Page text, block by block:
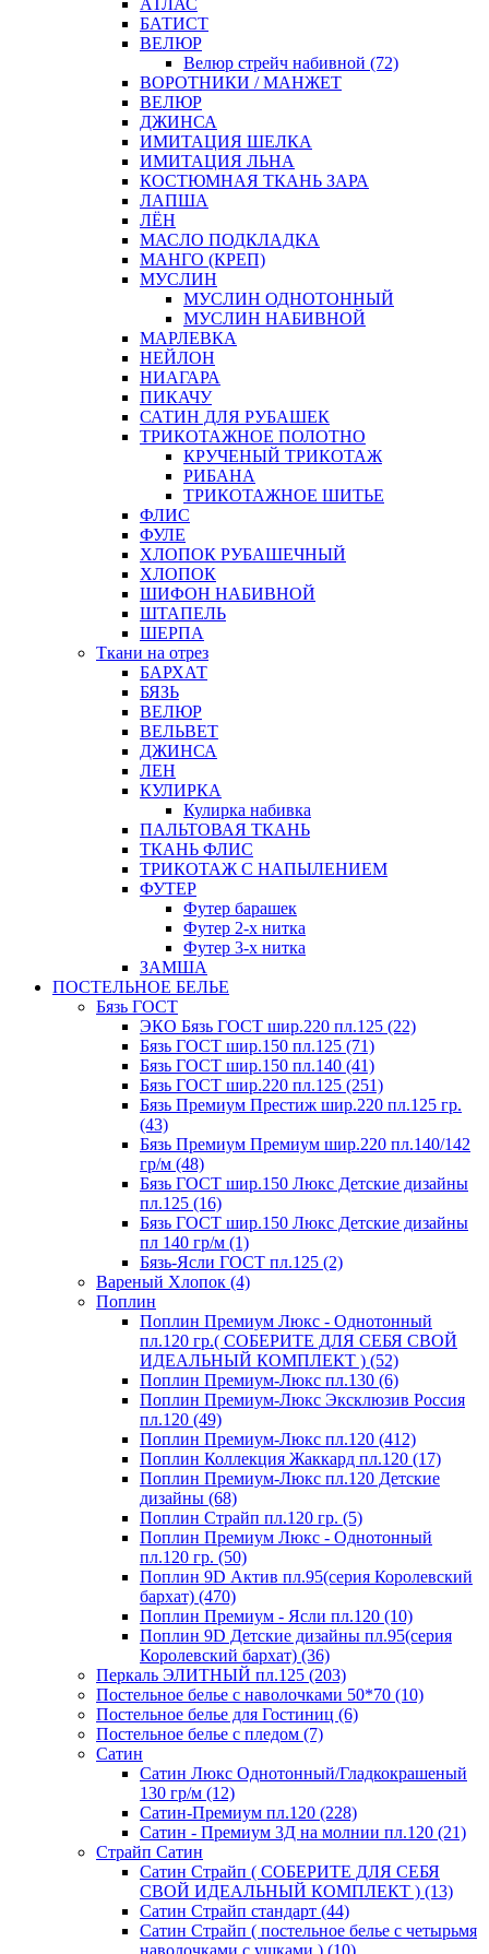
АТЛАС
БАТИСТ
ВЕЛЮР
Велюр стрейч набивной (72)
ВОРОТНИКИ / МАНЖЕТ
ВЕЛЮР
ДЖИНСА
ИМИТАЦИЯ ШЕЛКА
ИМИТАЦИЯ ЛЬНА
КОСТЮМНАЯ ТКАНЬ ЗАРА
ЛАПША
ЛЁН
МАСЛО ПОДКЛАДКА
МАНГО (КРЕП)
МУСЛИН
МУСЛИН ОДНОТОННЫЙ
МУСЛИН НАБИВНОЙ
МАРЛЕВКА
НЕЙЛОН
НИАГАРА
ПИКАЧУ
САТИН ДЛЯ РУБАШЕК
ТРИКОТАЖНОЕ ПОЛОТНО
КРУЧЕНЫЙ ТРИКОТАЖ
РИБАНА
ТРИКОТАЖНОЕ ШИТЬЕ
ФЛИС
ФУЛЕ
ХЛОПОК РУБАШЕЧНЫЙ
ХЛОПОК
ШИФОН НАБИВНОЙ
ШТАПЕЛЬ
ШЕРПА
Ткани на отрез
БАРХАТ
БЯЗЬ
ВЕЛЮР
ВЕЛЬВЕТ
ДЖИНСА
ЛЕН
КУЛИРКА
Кулирка набивка
ПАЛЬТОВАЯ ТКАНЬ
ТКАНЬ ФЛИС
ТРИКОТАЖ С НАПЫЛЕНИЕМ
ФУТЕР
Футер барашек
Футер 2-х нитка
Футер 3-х нитка
ЗАМША
ПОСТЕЛЬНОЕ БЕЛЬЕ
Бязь ГОСТ
ЭКО Бязь ГОСТ шир.220 пл.125 (22)
Бязь ГОСТ шир.150 пл.125 (71)
Бязь ГОСТ шир.150 пл.140 (41)
Бязь ГОСТ шир.220 пл.125 (251)
Бязь Премиум Престиж шир.220 пл.125 гр.
(43)
Бязь Премиум Премиум шир.220 пл.140/142
гр/м (48)
Бязь ГОСТ шир.150 Люкс Детские дизайны
пл.125 (16)
Бязь ГОСТ шир.150 Люкс Детские дизайны
пл 140 гр/м (1)
Бязь-Ясли ГОСТ пл.125 (2)
Вареный Хлопок (4)
Поплин
Поплин Премиум Люкс - Однотонный
пл.120 гр.( СОБЕРИТЕ ДЛЯ СЕБЯ СВОЙ
ИДЕАЛЬНЫЙ КОМПЛЕКТ ) (52)
Поплин Премиум-Люкс пл.130 (6)
Поплин Премиум-Люкс Эксклюзив Россия
пл.120 (49)
Поплин Премиум-Люкс пл.120 (412)
Поплин Коллекция Жаккард пл.120 (17)
Поплин Премиум-Люкс пл.120 Детские
дизайны (68)
Поплин Страйп пл.120 гр. (5)
Поплин Премиум Люкс - Однотонный
пл.120 гр. (50)
Поплин 9D Актив пл.95(серия Королевский
бархат) (470)
Поплин Премиум - Ясли пл.120 (10)
Поплин 9D Детские дизайны пл.95(серия
Королевский бархат) (36)
Перкаль ЭЛИТНЫЙ пл.125 (203)
Постельное белье с наволочками 50*70 (10)
Постельное белье для Гостиниц (6)
Постельное белье с пледом (7)
Сатин
Сатин Люкс Однотонный/Гладкокрашеный
130 гр/м (12)
Сатин-Премиум пл.120 (228)
Сатин - Премиум 3Д на молнии пл.120 (21)
Страйп Сатин
Сатин Страйп ( СОБЕРИТЕ ДЛЯ СЕБЯ
СВОЙ ИДЕАЛЬНЫЙ КОМПЛЕКТ ) (13)
Сатин Страйп стандарт (44)
Сатин Страйп ( постельное белье с четырьмя
наволочками с ушками ) (10)